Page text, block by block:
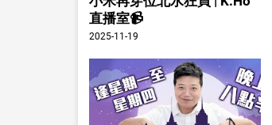
直播室📹
2025-11-19